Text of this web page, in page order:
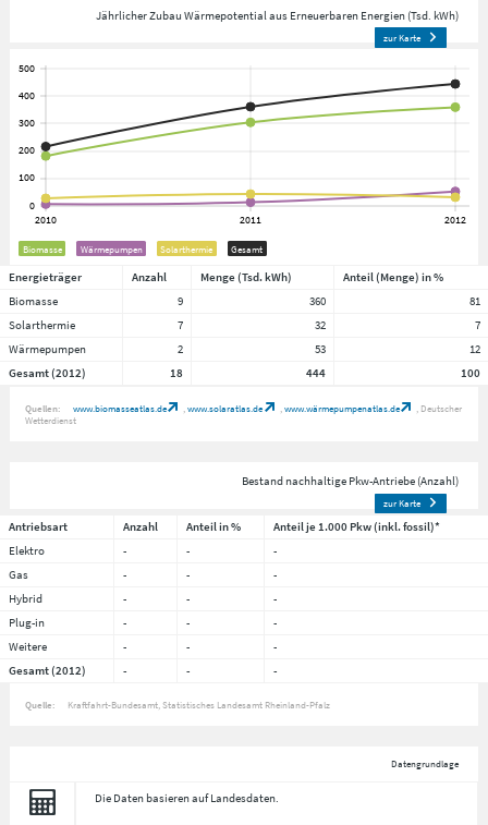
Jährlicher Zubau Wärmepotential aus Erneuerbaren Energien (Tsd. kWh)
zur Karte
Biomasse Wärmepumpen Solarthermie Gesamt
Energieträger Anzahl Menge (Tsd. kWh)
Anteil (Menge) in %
Biomasse
9 360
81
Solarthermie
7 32
7
Wärmepumpen
2 53
12
Gesamt (2012)
18 444 100
Quellen: www.biomasseatlas.de www.solaratlas.de www.wärmepumpenatlas.de
Deutscher
Wetterdienst
Bestand nachhaltige Pkw-Antriebe (Anzahl)
zur Karte
Antriebsart Anzahl Anteil in %
Anteil je 1.000 Pkw (inkl. fossil)*
Elektro
- -
-
Gas
- -
-
Hybrid
- -
-
Plug-in
- -
-
Weitere
- -
-
Gesamt (2012)
- - -
Quelle: Kraftfahrt-Bundesamt, Statistisches Landesamt Rheinland-Pfalz
Datengrundlage
Die Daten basieren auf Landesdaten.